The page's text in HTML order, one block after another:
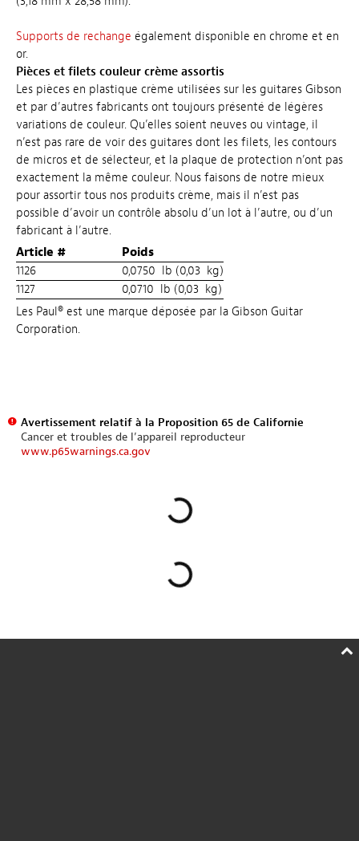
Supports de rechange également disponible en chrome et en
or.
Pièces et filets couleur crème assortis
Les pièces en plastique crème utilisées sur les guitares Gibson
et par d’autres fabricants ont toujours présenté de légères
variations de couleur. Qu’elles soient neuves ou vintage, il
n’est pas rare de voir des guitares dont les filets, les contours
de micros et de sélecteur, et la plaque de protection n’ont pas
exactement la même couleur. Nous faisons de notre mieux
pour assortir tous nos produits crème, mais il n’est pas
possible d’avoir un contrôle absolu d’un lot à l’autre, ou d’un
fabricant à l’autre.
Article #
Poids
1126
0,0750 lb (0,03 kg)
1127
0,0710 lb (0,03 kg)
Les Paul® est une marque déposée par la Gibson Guitar
Corporation.
Avertissement relatif à la Proposition 65 de Californie
Cancer et troubles de l’appareil reproducteur
www.p65warnings.ca.gov